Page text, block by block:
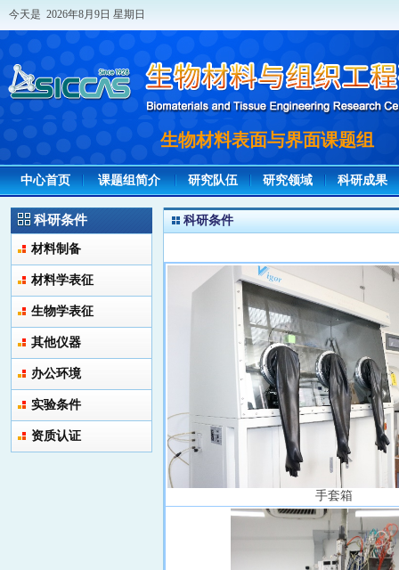
今天是 2026年8月9日 星期日
生物材料表面与界面课题组
中心首页 课题组简介 研究队伍 研究领域 科研成果
科研条件
材料制备
材料学表征
生物学表征
其他仪器
办公环境
实验条件
资质认证
科研条件
手套箱